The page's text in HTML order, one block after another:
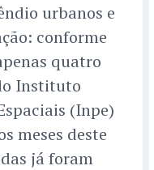
urbanos e
conforme
quatro
Instituto
(Inpe)
meses deste
já foram